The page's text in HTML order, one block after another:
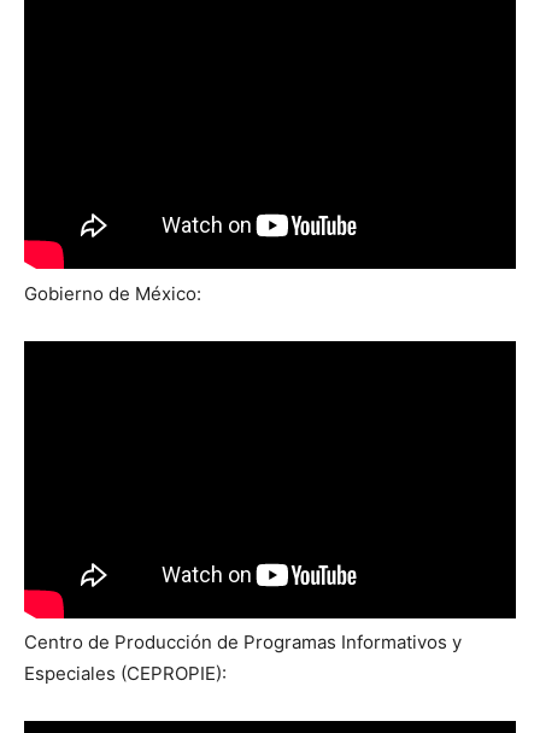
Gobierno de México:
Centro de Producción de Programas Informativos y
Especiales (CEPROPIE):